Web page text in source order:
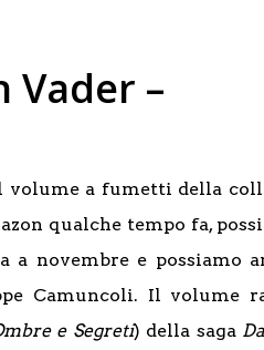
Vader –
a fumetti della
qualche tempo fa,
novembre e possiamo
Camuncoli. Il volume
e Segreti) della saga